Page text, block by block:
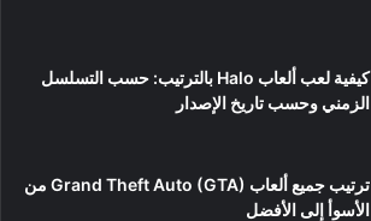
كيفية لعب ألعاب Halo بالترتيب: حسب التسلسل
الزمني وحسب تاريخ الإصدار
ترتيب جميع ألعاب Grand Theft Auto (GTA) من
الأسوأ إلى الأفضل